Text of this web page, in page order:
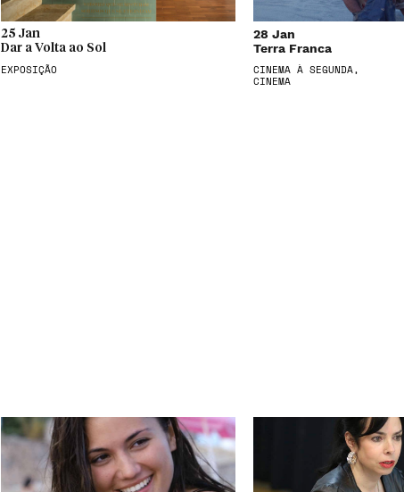
25 Jan
Dar a Volta ao Sol
EXPOSIÇÃO
28 Jan
Terra Franca
CINEMA À SEGUNDA,
CINEMA